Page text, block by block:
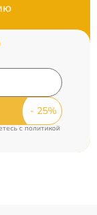
c политикой